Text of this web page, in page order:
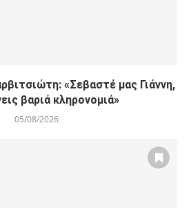
«Σεβαστέ μας Γιάννη,
βαριά κληρονομιά»
05/08/2026